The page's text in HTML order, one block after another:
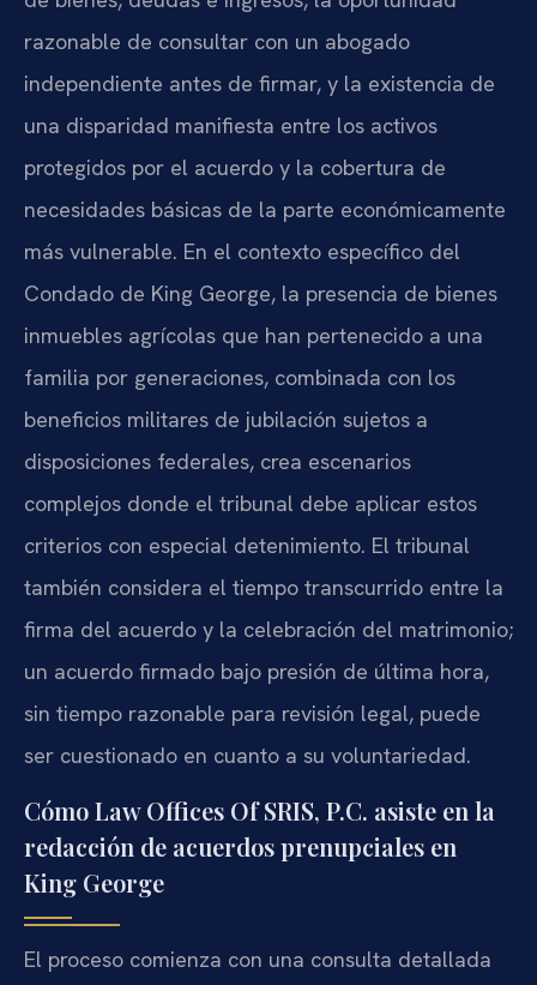
razonable de consultar con un abogado
independiente antes de firmar, y la existencia de
una disparidad manifiesta entre los activos
protegidos por el acuerdo y la cobertura de
necesidades básicas de la parte económicamente
más vulnerable. En el contexto específico del
Condado de King George, la presencia de bienes
inmuebles agrícolas que han pertenecido a una
familia por generaciones, combinada con los
beneficios militares de jubilación sujetos a
disposiciones federales, crea escenarios
complejos donde el tribunal debe aplicar estos
criterios con especial detenimiento. El tribunal
también considera el tiempo transcurrido entre la
firma del acuerdo y la celebración del matrimonio;
un acuerdo firmado bajo presión de última hora,
sin tiempo razonable para revisión legal, puede
ser cuestionado en cuanto a su voluntariedad.
Cómo Law Offices Of SRIS, P.C. asiste en la
redacción de acuerdos prenupciales en
King George
El proceso comienza con una consulta detallada